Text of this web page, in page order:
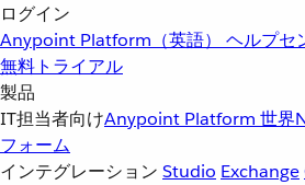
ログイン
Anypoint Platform（英語） ヘルプセ
無料トライアル
製品
IT担当者向けAnypoint Platform 世界
フォーム
インテグレーション Studio Exchange